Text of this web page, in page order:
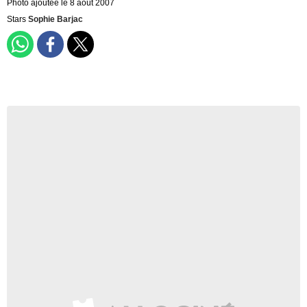
Photo ajoutée le 8 août 2007
Stars Sophie Barjac